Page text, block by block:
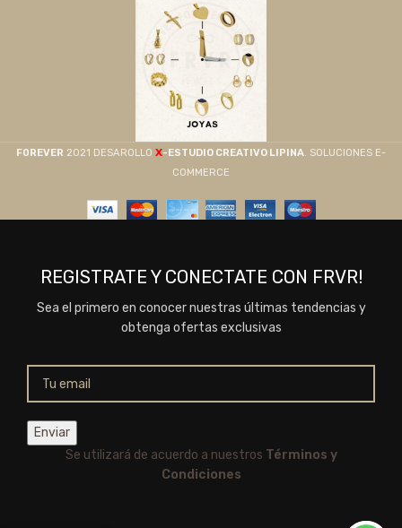
F0REVER 2021 DESAROLLO X-ESTUDIO CREATIVO LIPINA. SOLUCIONES E-
COMMERCE
REGISTRATE Y CONECTATE CON FRVR!
Sea el primero en conocer nuestras últimas tendencias y
obtenga ofertas exclusivas
Se utilizará de acuerdo a nuestros Términos y
Condiciones